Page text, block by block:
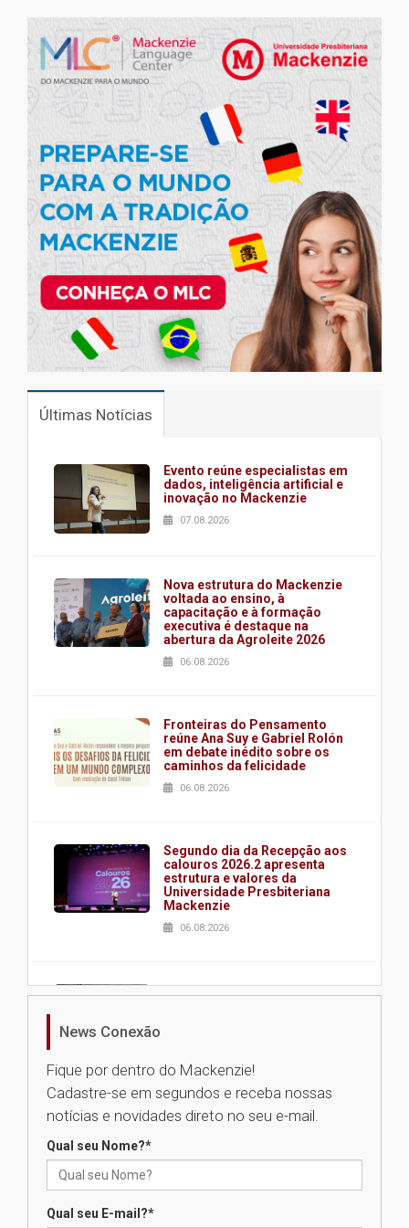
Últimas Notícias
Evento reúne especialistas em
dados, inteligência artificial e
inovação no Mackenzie
07.08.2026
Nova estrutura do Mackenzie
voltada ao ensino, à
capacitação e à formação
executiva é destaque na
abertura da Agroleite 2026
06.08.2026
Fronteiras do Pensamento
reúne Ana Suy e Gabriel Rolón
em debate inédito sobre os
caminhos da felicidade
06.08.2026
Segundo dia da Recepção aos
calouros 2026.2 apresenta
estrutura e valores da
Universidade Presbiteriana
Mackenzie
06.08.2026
Nova apresentação do Centro
Universidade Mackenzie
realizará nova edição da Feira
News Conexão
Fique por dentro do Mackenzie!
Cadastre-se em segundos e receba nossas
notícias e novidades direto no seu e-mail.
Qual seu Nome?*
Qual seu E-mail?*